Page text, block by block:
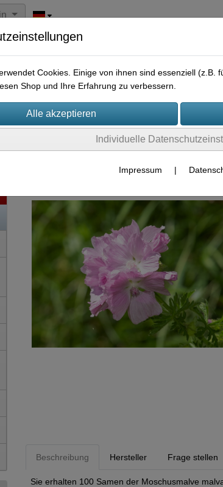
Beschreibung Hersteller Frage stellen
Sie erhalten 100 Samen der Moschusmalve
Cookies. Einige von ihnen sind essenziell (z.B.
Shop und Ihre Erfahrung zu verbessern.
Individuelle
Impressum |